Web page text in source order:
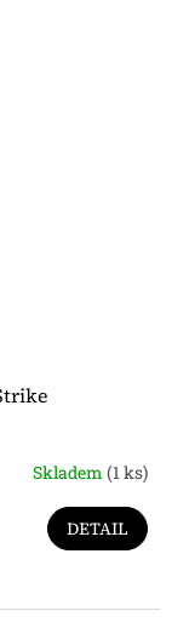
Skladem (1 ks)
DETAIL